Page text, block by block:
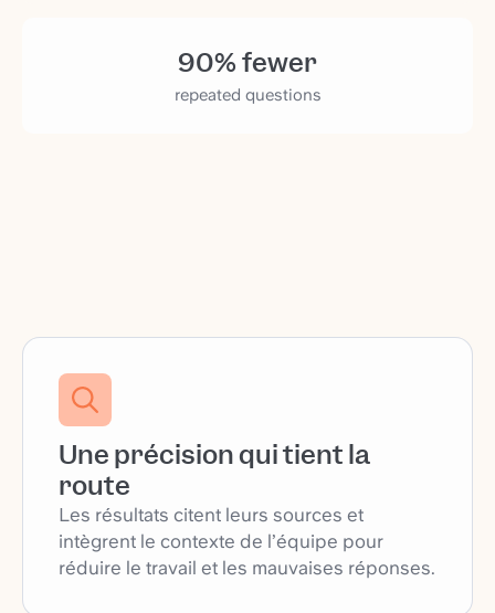
90% fewer
repeated questions
Une précision qui tient la
route
Les résultats citent leurs sources et
intègrent le contexte de l’équipe pour
réduire le travail et les mauvaises réponses.